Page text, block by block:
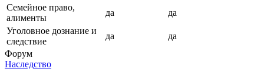
Семейное право,
алименты
да
да
Уголовное дознание и
следствие
да
да
Форум
Наследство